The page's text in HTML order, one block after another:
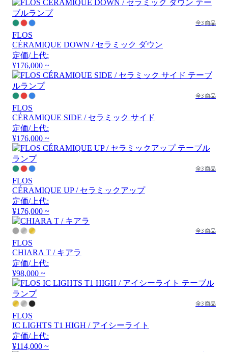
全3商品
FLOS
CÉRAMIQUE DOWN / セラミック ダウン
定価/上代:
¥176,000 ~
全3商品
FLOS
CÉRAMIQUE SIDE / セラミック サイド
定価/上代:
¥176,000 ~
全3商品
FLOS
CÉRAMIQUE UP / セラミックアップ
定価/上代:
¥176,000 ~
全3商品
FLOS
CHIARA T / キアラ
定価/上代:
¥98,000 ~
全3商品
FLOS
IC LIGHTS T1 HIGH / アイシーライト
定価/上代:
¥114,000 ~